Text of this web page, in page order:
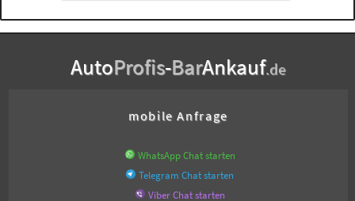
AutoProfis-BarAnkauf.de
mobile Anfrage
WhatsApp Chat starten
Telegram Chat starten
Viber Chat starten